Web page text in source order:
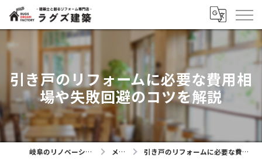
引き戸のリフォームに必要な費用相
場や失敗回避のコツを解説
岐阜のリノベーションならラグズ建築 メディア 引き戸のリフォームに必要な費用相場や失敗回避のコツを解説